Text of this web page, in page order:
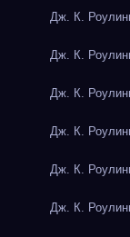
Дж. К.
Дж. К.
Дж. К.
Дж. К.
Дж. К.
Дж. К.